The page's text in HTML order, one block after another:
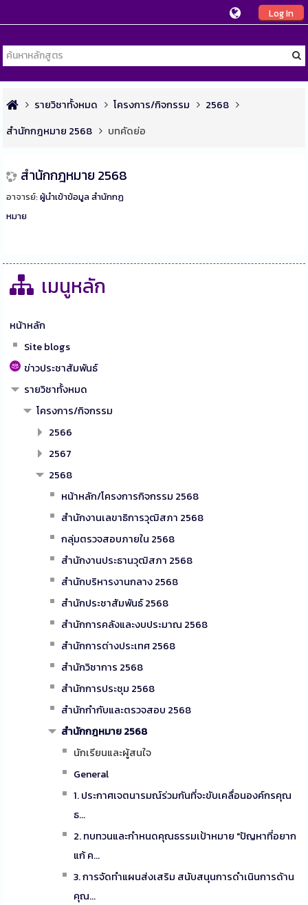
Log In
รายวิชาทั้งหมด โครงการ/กิจกรรม
2568
สำนักกฎหมาย 2568
บทคัดย่อ
สำนักกฎหมาย 2568
อาจารย์:ผู้นำเข้าข้อมูล สำนักกฏ
หมาย
เมนูหลัก
หน้าหลัก
Site blogs
ข่าวประชาสัมพันธ์
รายวิชาทั้งหมด
โครงการ/กิจกรรม
2566
2567
2568
หน้าหลัก/โครงการกิจกรรม 2568
สำนักงานเลขาธิการวุฒิสภา 2568
กลุ่มตรวจสอบภายใน 2568
สำนักงานประธานวุฒิสภา 2568
สำนักบริหารงานกลาง 2568
สำนักประชาสัมพันธ์ 2568
สำนักการคลังและงบประมาณ 2568
สำนักการต่างประเทศ 2568
สำนักวิชาการ 2568
สำนักการประชุม 2568
สำนักกำกับและตรวจสอบ 2568
สำนักกฎหมาย 2568
นักเรียนและผู้สนใจ
General
1. ประกาศเจตนารมณ์ร่วมกันที่จะขับเคลื่อนองค์กรคุณ
ธ...
2. ทบทวนและกำหนดคุณธรรมเป้าหมาย "ปัญหาที่อยาก
แก้ ค...
3. การจัดทำแผนส่งเสริม สนับสนุนการดำเนินการด้าน
คุณ...